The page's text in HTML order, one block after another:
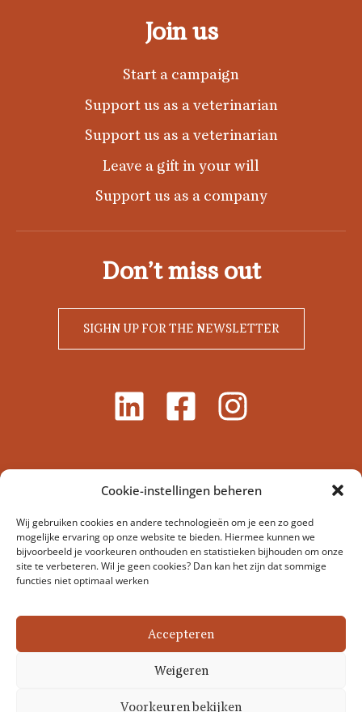
Cookie-instellingen beheren
Wij gebruiken cookies en andere technologieën om je een zo goed
mogelijke ervaring op onze website te bieden. Hiermee kunnen we
bijvoorbeeld je voorkeuren onthouden en statistieken bijhouden om onze
site te verbeteren. Wil je geen cookies? Dan kan het zijn dat sommige
functies niet optimaal werken
Accepteren
Weigeren
Voorkeuren bekijken
Join us
Start a campaign
Support us as a veterinarian
Support us as a veterinarian
Leave a gift in your will
Support us as a company
Don’t miss out
SIGHN UP FOR THE NEWSLETTER
Veerstraat 17-1, 1075 SL Amsterdam, Nederland
Coördinator@dierenartsenzondergrenzen.nl